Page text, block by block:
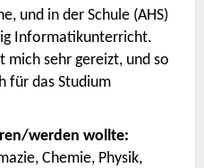
und in der Schule (AHS)
Informatikunterricht.
mich sehr gereizt, und so
für das Studium
werden wollte:
Chemie, Physik,